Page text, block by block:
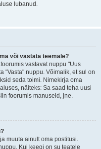
lubanud.
või vastata teemale?
vastavat nuppu "Uus
"Vasta" nuppu. Võimalik, et sul on
seda toimi. Nimekirja oma
näiteks: Sa saad teha uusi
foorumis manuseid, jne.
muuta ainult oma postitusi.
Kui keegi on su teatele